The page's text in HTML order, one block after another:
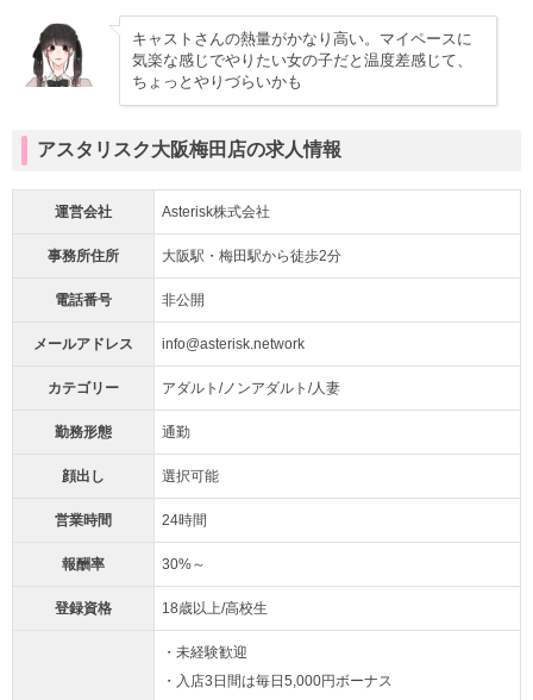
キャストさんの熱量がかなり高い。マイペースに
気楽な感じでやりたい女の子だと温度差感じて、
ちょっとやりづらいかも
アスタリスク大阪梅田店の求人情報
運営会社 Asterisk株式会社
事務所住所 大阪駅・梅田駅から徒歩2分
電話番号 非公開
メールアドレス info@asterisk.network
カテゴリー アダルト/ノンアダルト/人妻
勤務形態 通勤
顔出し 選択可能
営業時間 24時間
報酬率 30%～
登録資格 18歳以上/高校生
・未経験歓迎
・入店3日間は毎日5,000円ボーナス